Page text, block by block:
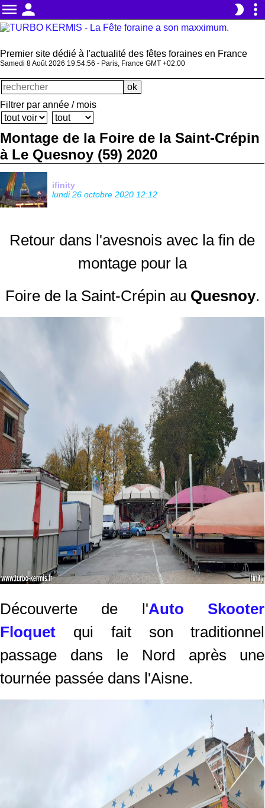
menu person brightness_2 more_vert
Premier site dédié à l'actualité des fêtes foraines en France
Samedi 8 Août 2026 19:54:57 - Paris, France GMT +02:00
Filtrer par année / mois
Montage de la Foire de la Saint-Crépin
à Le Quesnoy (59) 2020
ifinity
lundi 26 octobre 2020 12:12
Retour dans l'avesnois avec la fin de
montage pour la
Foire de la Saint-Crépin au Quesnoy.
Découverte de l'Auto Skooter
Floquet qui fait son traditionnel
passage dans le Nord après une
tournée passée dans l'Aisne.